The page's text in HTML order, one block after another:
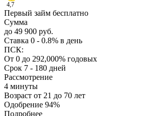
4,7
Первый займ бесплатно
Сумма
до 49 900 руб.
Ставка 0 - 0.8% в день
ПСК:
От 0 до 292,000% годовых
Срок 7 - 180 дней
Рассмотрение
4 минуты
Возраст от 21 до 70 лет
Одобрение 94%
Подробнее